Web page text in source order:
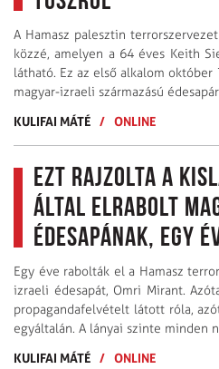
A Hamasz palesztin
közzé, amelyen a 64 éves Keith
látható. Ez az első alkalom
magyar-izraeli származású
KULIFAI MÁTÉ / ONLINE
Ezt rajzolta a
által elrabolt
édesapának, egy
Egy éve rabolták el a Hamasz
izraeli édesapát, Omri Mirant.
propagandafelvételt látott róla,
egyáltalán. A lányai szinte minden
KULIFAI MÁTÉ / ONLINE